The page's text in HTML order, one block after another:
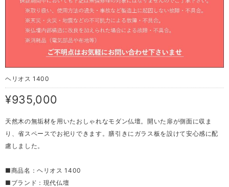
ヘリオス 1400
¥935,000
天然木の無垢材を用いたおしゃれなモダン仏壇。開いた扉が側面に収ま
り、省スペースでお祀りできます。膳引きにガラス板を設けて安心感に配
慮しました。
■商品名：ヘリオス 1400
■ブランド：現代仏壇